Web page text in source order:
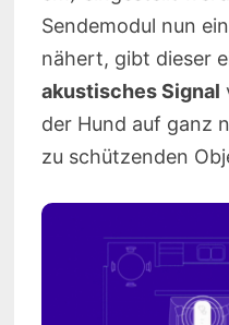
Sendemodul nun
nähert, gibt dieser
akustisches Signal
der Hund auf ganz
zu schützenden